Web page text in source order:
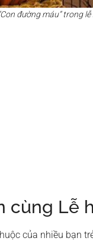
đường máu” trong
cùng Lễ
của nhiều bạn